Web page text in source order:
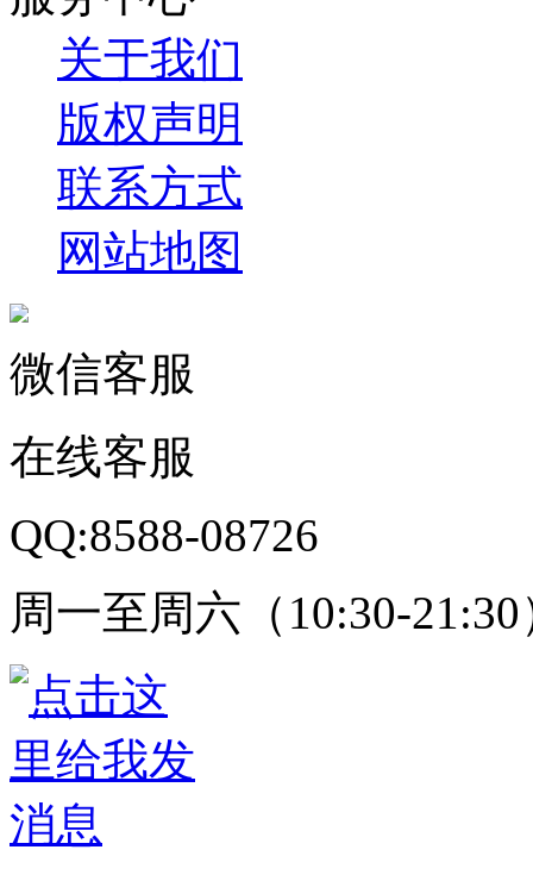
关于我们
版权声明
联系方式
网站地图
微信客服
在线客服
QQ:8588-08726
周一至周六（10:30-21:30